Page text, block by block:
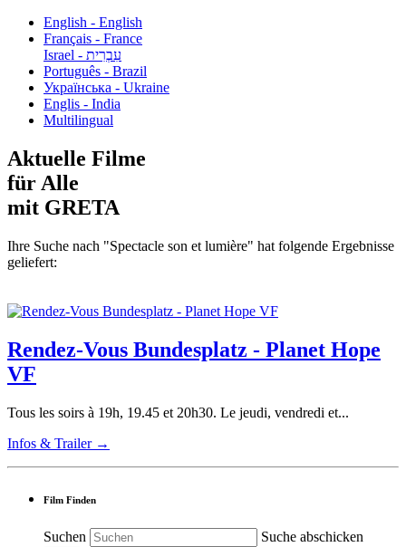
English - English
Français - France
עִבְרִית - Israel
Português - Brazil
Українська - Ukraine
Englis - India
Multilingual
Aktuelle Filme
für Alle
mit GRETA
Ihre Suche nach "Spectacle son et lumière" hat folgende Ergebnisse
geliefert:
Rendez-Vous Bundesplatz - Planet Hope
VF
Tous les soirs à 19h, 19.45 et 20h30. Le jeudi, vendredi et...
Infos & Trailer →
Film Finden
Suchen Suche abschicken